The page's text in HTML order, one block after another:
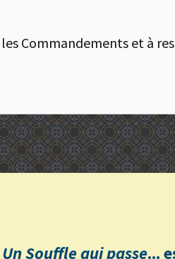
Commandements et à
Un Souffle qui passe...